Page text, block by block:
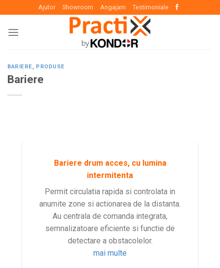
content
Ajutor Showroom Angajam Testimoniale
BARIERE, PRODUSE
Bariere
Bariere drum acces, cu lumina
intermitenta
Permit circulatia rapida si controlata in
anumite zone si actionarea de la distanta.
Au centrala de comanda integrata,
semnalizatoare eficiente si functie de
detectare a obstacolelor.
mai multe